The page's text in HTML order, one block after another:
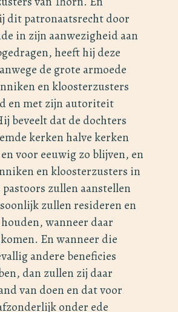
dit patronaatsrecht door
in zijn aanwezigheid aan
heeft hij deze
de grote armoede
en kloosterzusters
en met zijn autoriteit
beveelt dat de dochters
kerken halve kerken
voor eeuwig zo blijven, en
en kloosterzusters in
zullen aanstellen
zullen resideren en
wanneer daar
En wanneer die
andere beneficies
dan zullen zij daar
van doen en dat voor
onder ede